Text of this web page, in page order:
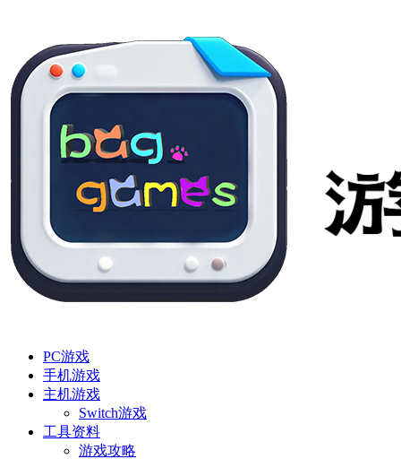
PC游戏
手机游戏
主机游戏
Switch游戏
工具资料
游戏攻略